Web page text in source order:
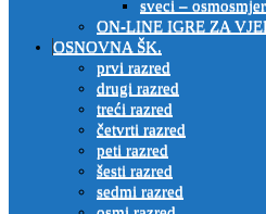
sveci –
ON-LINE IGRE ZA
OSNOVNA ŠK.
prvi razred
drugi razred
treći razred
četvrti razred
peti razred
šesti razred
sedmi razred